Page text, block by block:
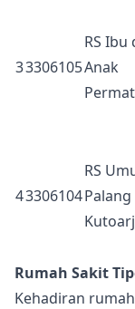
33306105
RS Ibu
Anak
43306104
RS
Rumah Sakit
Kehadiran